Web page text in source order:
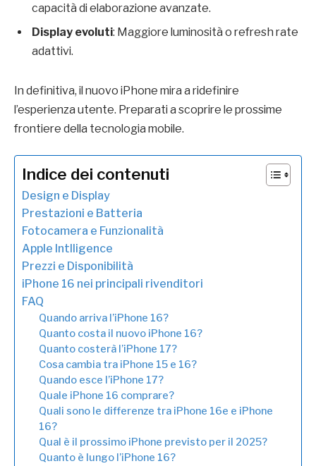
capacità di elaborazione avanzate.
Display evoluti: Maggiore luminosità o refresh rate
adattivi.
In definitiva, il nuovo iPhone mira a ridefinire
l’esperienza utente. Preparati a scoprire le prossime
frontiere della tecnologia mobile.
Indice dei contenuti
Design e Display
Prestazioni e Batteria
Fotocamera e Funzionalità
Apple Intlligence
Prezzi e Disponibilità
iPhone 16 nei principali rivenditori
FAQ
Quando arriva l’iPhone 16?
Quanto costa il nuovo iPhone 16?
Quanto costerà l’iPhone 17?
Cosa cambia tra iPhone 15 e 16?
Quando esce l’iPhone 17?
Quale iPhone 16 comprare?
Quali sono le differenze tra iPhone 16e e iPhone
16?
Qual è il prossimo iPhone previsto per il 2025?
Quanto è lungo l’iPhone 16?